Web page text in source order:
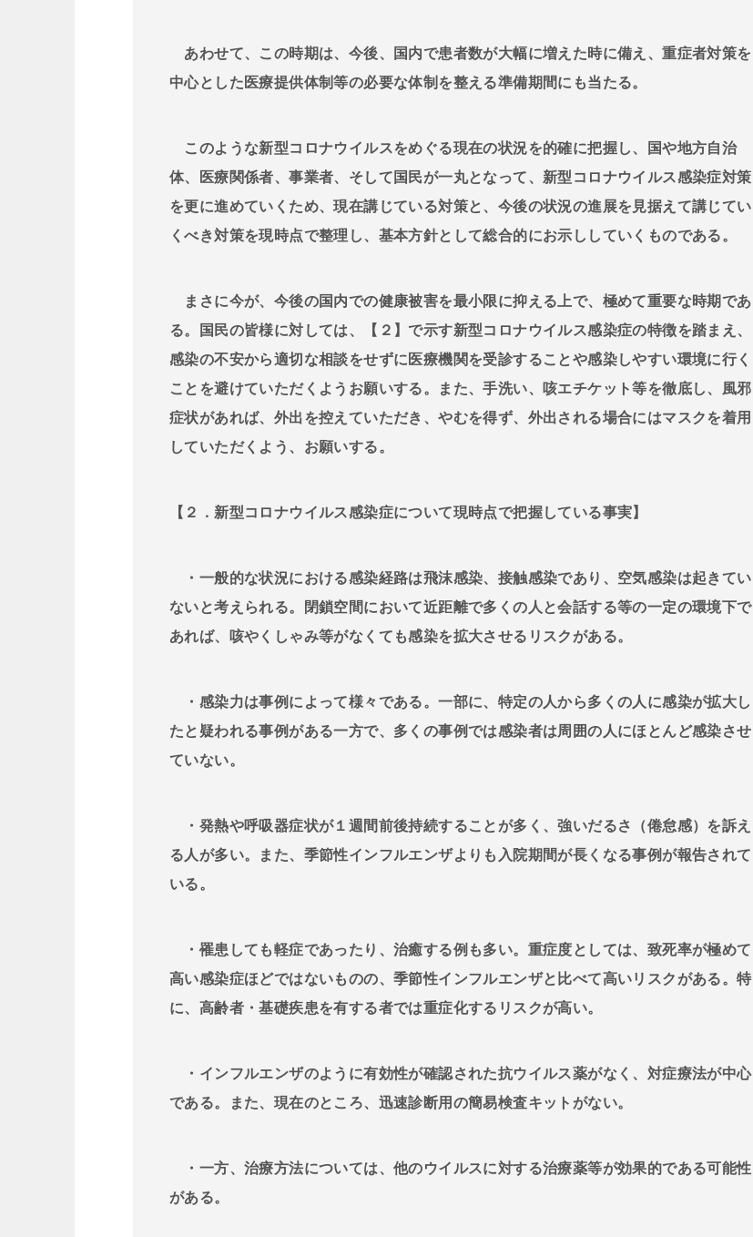
あわせて、この時期は、今後、国内で患者数が大幅に増えた時に備え、重症者対策を
中心とした医療提供体制等の必要な体制を整える準備期間にも当たる。
このような新型コロナウイルスをめぐる現在の状況を的確に把握し、国や地方自治
体、医療関係者、事業者、そして国民が一丸となって、新型コロナウイルス感染症対策
を更に進めていくため、現在講じている対策と、今後の状況の進展を見据えて講じてい
くべき対策を現時点で整理し、基本方針として総合的にお示ししていくものである。
まさに今が、今後の国内での健康被害を最小限に抑える上で、極めて重要な時期であ
る。国民の皆様に対しては、【２】で示す新型コロナウイルス感染症の特徴を踏まえ、
感染の不安から適切な相談をせずに医療機関を受診することや感染しやすい環境に行く
ことを避けていただくようお願いする。また、手洗い、咳エチケット等を徹底し、風邪
症状があれば、外出を控えていただき、やむを得ず、外出される場合にはマスクを着用
していただくよう、お願いする。
【２．新型コロナウイルス感染症について現時点で把握している事実】
・一般的な状況における感染経路は飛沫感染、接触感染であり、空気感染は起きてい
ないと考えられる。閉鎖空間において近距離で多くの人と会話する等の一定の環境下で
あれば、咳やくしゃみ等がなくても感染を拡大させるリスクがある。
・感染力は事例によって様々である。一部に、特定の人から多くの人に感染が拡大し
たと疑われる事例がある一方で、多くの事例では感染者は周囲の人にほとんど感染させ
ていない。
・発熱や呼吸器症状が１週間前後持続することが多く、強いだるさ（倦怠感）を訴え
る人が多い。また、季節性インフルエンザよりも入院期間が長くなる事例が報告されて
いる。
・罹患しても軽症であったり、治癒する例も多い。重症度としては、致死率が極めて
高い感染症ほどではないものの、季節性インフルエンザと比べて高いリスクがある。特
に、高齢者・基礎疾患を有する者では重症化するリスクが高い。
・インフルエンザのように有効性が確認された抗ウイルス薬がなく、対症療法が中心
である。また、現在のところ、迅速診断用の簡易検査キットがない。
・一方、治療方法については、他のウイルスに対する治療薬等が効果的である可能性
がある。